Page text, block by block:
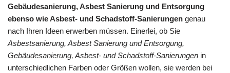
Gebäudesanierung, Asbest Sanierung und Entsorgung
ebenso wie Asbest- und Schadstoff-Sanierungen genau
nach Ihren Ideen erwerben müssen. Einerlei, ob Sie
Asbestsanierung, Asbest Sanierung und Entsorgung,
Gebäudesanierung, Asbest- und Schadstoff-Sanierungen in
unterschiedlichen Farben oder Größen wollen, sie werden bei